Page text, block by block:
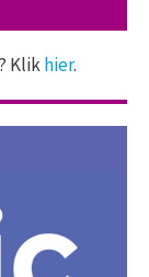
Klikhier.